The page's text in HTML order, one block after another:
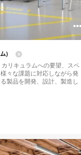
)
リキュラムへの要望、スペ
々な課題に対応しながら発
製品を開発、設計、製造し